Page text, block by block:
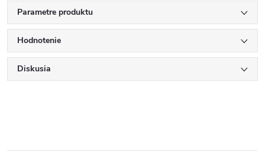
Parametre produktu
Hodnotenie
Diskusia